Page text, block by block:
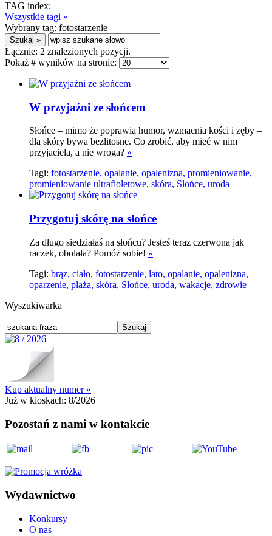
TAG index:
Wszystkie tagi »
Wybrany tag: fotostarzenie
Łącznie: 2 znalezionych pozycji.
Pokaż # wyników na stronie:
W przyjaźni ze słońcem
Słońce – mimo że poprawia humor, wzmacnia kości i zęby –
dla skóry bywa bezlitosne. Co zrobić, aby mieć w nim
przyjaciela, a nie wroga? »
Tagi: fotostarzenie, opalanie, opalenizna, promieniowanie,
promieniowanie ultrafioletowe, skóra, Słońce, uroda
Przygotuj skórę na słońce
Za długo siedziałaś na słońcu? Jesteś teraz czerwona jak
raczek, obolała? Pomóż sobie! »
Tagi: brąz, ciało, fotostarzenie, lato, opalanie, opalenizna,
oparzenie, plaża, skóra, Słońce, uroda, wakacje, zdrowie
Wyszukiwarka
Kup aktualny numer »
Już w kioskach: 8/2026
Pozostań z nami w kontakcie
Wydawnictwo
Konkursy
O nas